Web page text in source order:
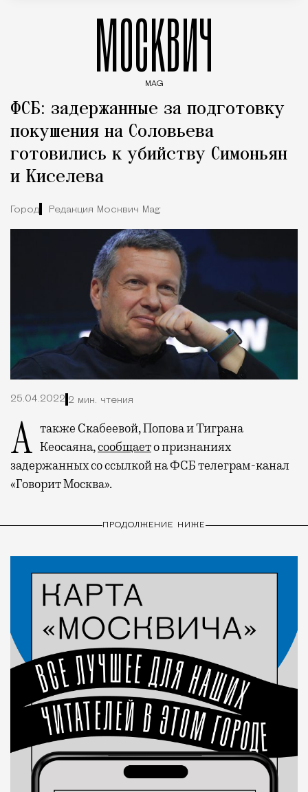
МОСКВИЧ
MAG
ФСБ: задержанные за подготовку
покушения на Соловьева
готовились к убийству Симоньян
и Киселева
Город Редакция Москвич Mag
25.04.2022 2 мин. чтения
А также Скабеевой, Попова и Тиграна Кеосаяна,сообщаето признаниях
задержанных со ссылкой на ФСБ телеграм-канал
«Говорит Москва».
ПРОДОЛЖЕНИЕ НИЖЕ